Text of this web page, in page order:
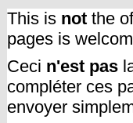
This is not the
pages is
Ceci n'est pas
compléter ces
envoyer